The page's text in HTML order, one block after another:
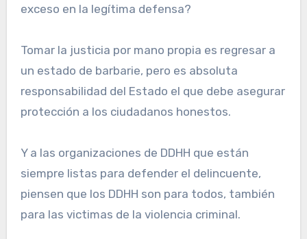
exceso en la legítima defensa?
Tomar la justicia por mano propia es regresar a
un estado de barbarie, pero es absoluta
responsabilidad del Estado el que debe asegurar
protección a los ciudadanos honestos.
Y a las organizaciones de DDHH que están
siempre listas para defender el delincuente,
piensen que los DDHH son para todos, también
para las victimas de la violencia criminal.